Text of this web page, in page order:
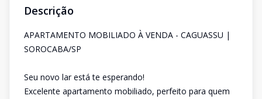
Descrição
APARTAMENTO MOBILIADO À VENDA - CAGUASSU |
SOROCABA/SP
Seu novo lar está te esperando!
Excelente apartamento mobiliado, perfeito para quem